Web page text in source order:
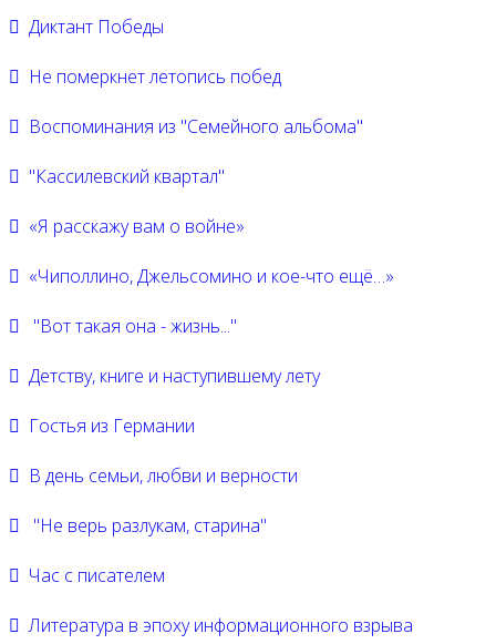
Диктант Победы
Не померкнет летопись побед
Воспоминания из "Семейного альбома"
"Кассилевский квартал"
«Я расскажу вам о войне»
«Чиполлино, Джельсомино и кое-что ещё…»
"Вот такая она - жизнь..."
Детству, книге и наступившему лету
Гостья из Германии
В день семьи, любви и верности
"Не верь разлукам, старина"
Час с писателем
Литература в эпоху информационного взрыва